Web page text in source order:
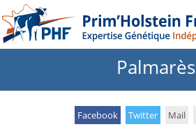
Palmarès
Facebook Twitter Mail